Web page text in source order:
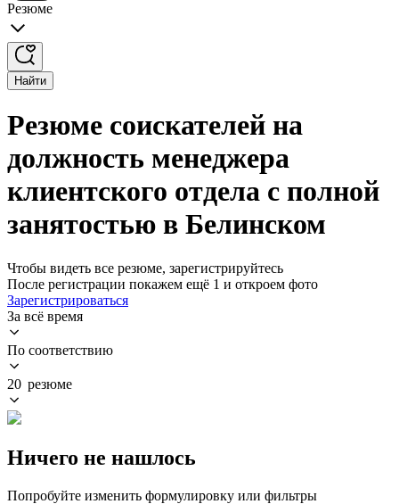
Резюме
Найти
Резюме соискателей на
должность менеджера
клиентского отдела с полной
занятостью в Белинском
Чтобы видеть все резюме, зарегистрируйтесь
После регистрации покажем ещё 1 и откроем фото
Зарегистрироваться
За всё время
По соответствию
20 резюме
Ничего не нашлось
Попробуйте изменить формулировку или фильтры